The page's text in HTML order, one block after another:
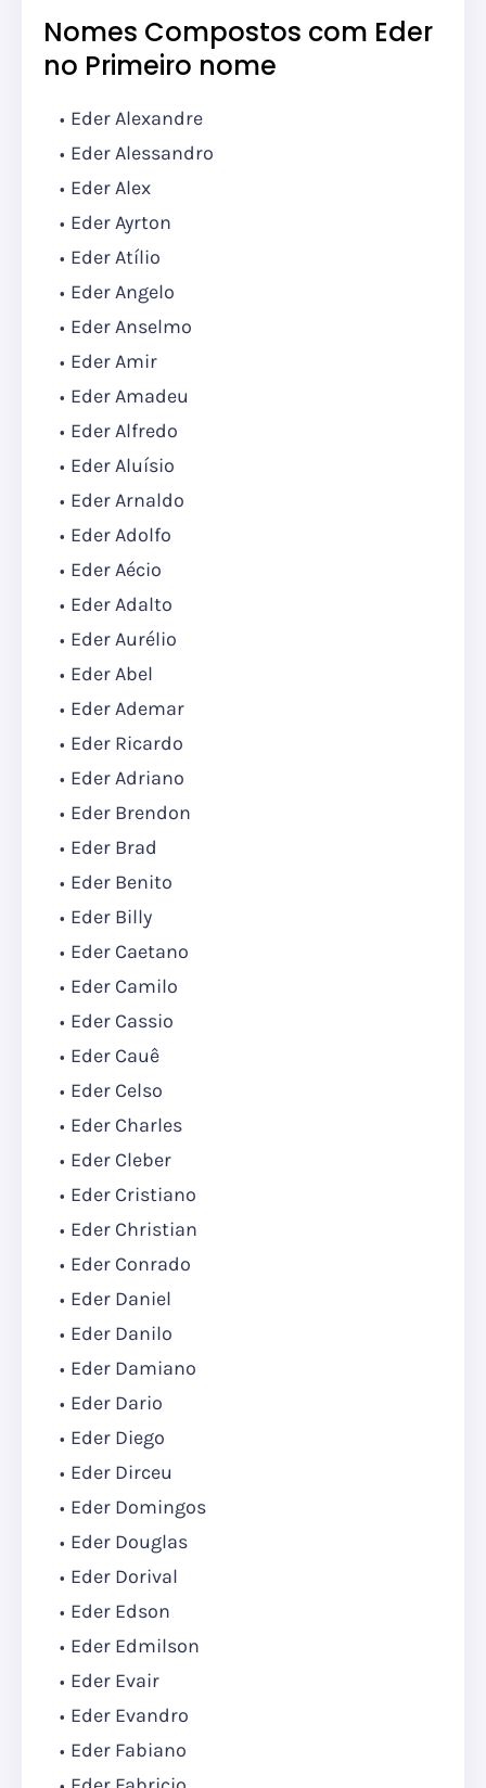
Nomes Compostos com Eder
no Primeiro nome
Eder Alexandre
Eder Alessandro
Eder Alex
Eder Ayrton
Eder Atílio
Eder Angelo
Eder Anselmo
Eder Amir
Eder Amadeu
Eder Alfredo
Eder Aluísio
Eder Arnaldo
Eder Adolfo
Eder Aécio
Eder Adalto
Eder Aurélio
Eder Abel
Eder Ademar
Eder Ricardo
Eder Adriano
Eder Brendon
Eder Brad
Eder Benito
Eder Billy
Eder Caetano
Eder Camilo
Eder Cassio
Eder Cauê
Eder Celso
Eder Charles
Eder Cleber
Eder Cristiano
Eder Christian
Eder Conrado
Eder Daniel
Eder Danilo
Eder Damiano
Eder Dario
Eder Diego
Eder Dirceu
Eder Domingos
Eder Douglas
Eder Dorival
Eder Edson
Eder Edmilson
Eder Evair
Eder Evandro
Eder Fabiano